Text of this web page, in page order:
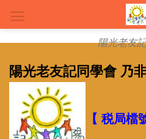
content
陽光老友
陽光老友記同學會 乃
【 税局檔